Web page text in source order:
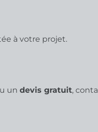
à votre projet.
un devis gratuit,